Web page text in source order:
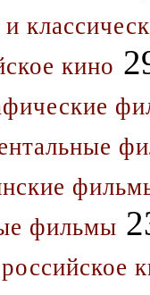
кино
фильмы